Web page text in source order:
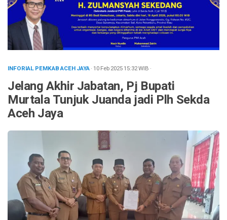
INFORIAL PEMKAB ACEH JAYA· 10 Feb 202515:32WIB ·
Jelang Akhir Jabatan, ‎Pj Bupati
Murtala Tunjuk Juanda jadi Plh Sekda
Aceh Jaya